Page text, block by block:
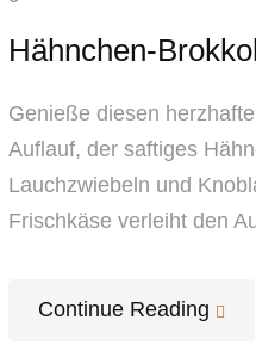
Hähnchen-
Genieße diesen
Auflauf, der saftiges
Lauchzwiebeln und
Frischkäse verleiht den
Continue Reading